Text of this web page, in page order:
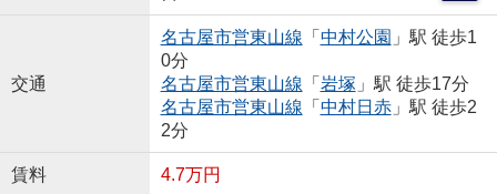
交通
名古屋市営東山線 「 中村公園 」駅 徒歩1
0分
名古屋市営東山線 「 岩塚 」駅 徒歩17分
名古屋市営東山線 「 中村日赤」駅 徒歩2
2分
賃料 4.7万円